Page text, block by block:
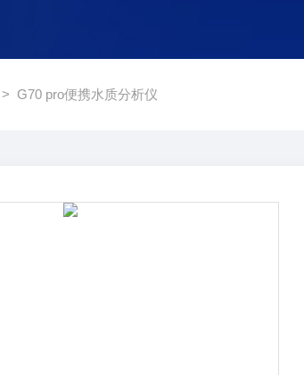
> G70 pro便携水质分析仪